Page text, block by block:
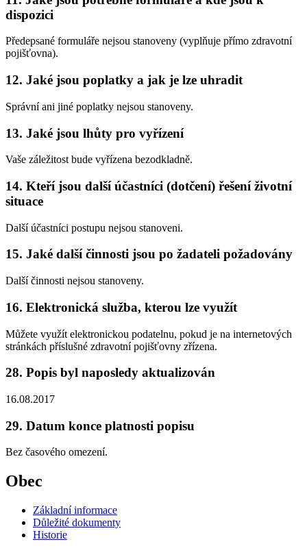
dispozici
Předepsané formuláře nejsou stanoveny (vyplňuje přímo zdravotní
pojišťovna).
12. Jaké jsou poplatky a jak je lze uhradit
Správní ani jiné poplatky nejsou stanoveny.
13. Jaké jsou lhůty pro vyřízení
Vaše záležitost bude vyřízena bezodkladně.
14. Kteří jsou další účastníci (dotčení) řešení životní
situace
Další účastníci postupu nejsou stanoveni.
15. Jaké další činnosti jsou po žadateli požadovány
Další činnosti nejsou stanoveny.
16. Elektronická služba, kterou lze využít
Můžete využít elektronickou podatelnu, pokud je na internetových
stránkách příslušné zdravotní pojišťovny zřízena.
28. Popis byl naposledy aktualizován
16.08.2017
29. Datum konce platnosti popisu
Bez časového omezení.
Obec
Základní informace
Důležité dokumenty
Historie